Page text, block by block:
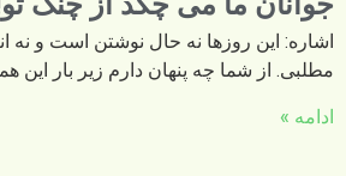
اشاره: این روزها نه حال نوشتن است و نه
مطلبی. از شما چه پنهان دارم زیر بار این
ادامه »